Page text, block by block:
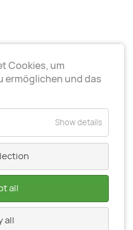
Cookies, um
ermöglichen und das
Show details
all
all